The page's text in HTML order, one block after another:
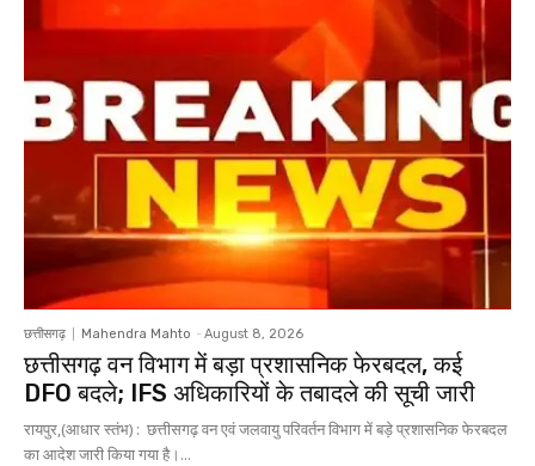
छत्तीसगढ़ Mahendra Mahto - August 8, 2026
छत्तीसगढ़ वन विभाग में बड़ा प्रशासनिक फेरबदल, कई
DFO बदले; IFS अधिकारियों के तबादले की सूची जारी
रायपुर,(आधार स्तंभ) : छत्तीसगढ़ वन एवं जलवायु परिवर्तन विभाग में बड़े प्रशासनिक फेरबदल
का आदेश जारी किया गया है।...